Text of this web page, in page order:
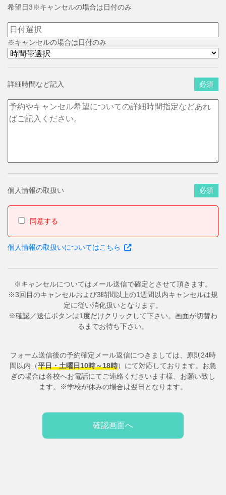
希望日3※キャンセルの場合は日付のみ
※キャンセルの場合は日付のみ
詳細時間など記入 必須
個人情報の取扱い 必須
同意する
個人情報の取扱いについてはこちら
※キャンセルについてはメール送信で確定とさせて頂きます。
※3回目のキャンセルおよび3時間以上の1週間以内キャンセルは規
定に従い消化扱いとなります。
※確認／送信ボタンは1度だけクリックして下さい。画面が切替わ
るまでお待ち下さい。
フォーム送信後の予約確定メール返信につきましては、原則24時
間以内（平日・土曜日10時～18時）にて対応しております。お急
ぎの場合は各校へお電話にてご連絡くださいます様、お願い致し
ます。※学校が休みの場合は翌日となります。